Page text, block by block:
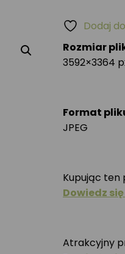
Rozmiar
3592×3364
Format
JPEG
Kupując ten
Dowiedz
Atrakcyjny
Dodaj